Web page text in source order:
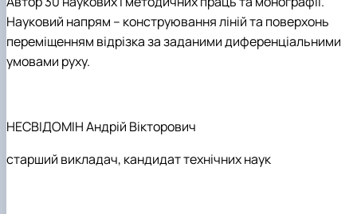
Науковий напрям – конструювання ліній та поверхонь
переміщенням відрізка за заданими диференціальними
умовами руху.
НЕСВІДОМІНАндрій Вікторович
старший викладач, кандидат технічних наук